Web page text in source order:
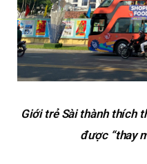
Giới trẻ Sài thành thích
được “thay